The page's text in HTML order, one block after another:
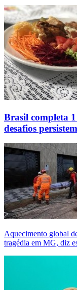
Brasil completa
desafios persistem
Aquecimento global
tragédia em MG, diz